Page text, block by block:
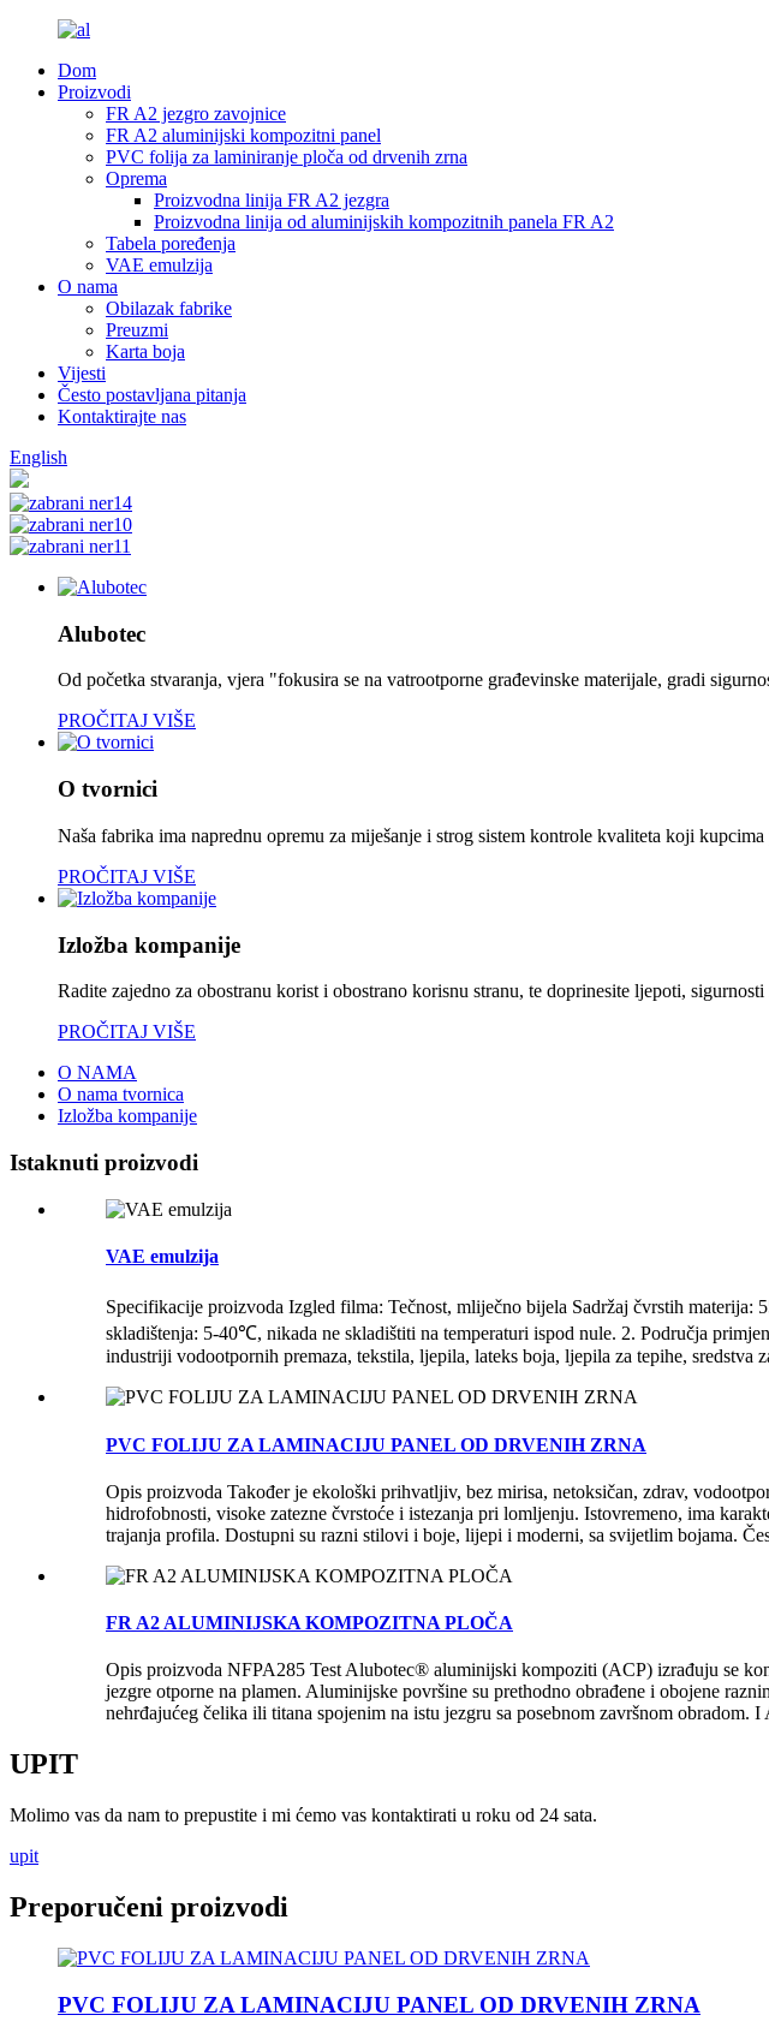
Dom
Proizvodi
FR A2 jezgro zavojnice
FR A2 aluminijski kompozitni panel
PVC folija za laminiranje ploča od drvenih zrna
Oprema
Proizvodna linija FR A2 jezgra
Proizvodna linija od aluminijskih kompozitnih panela FR A2
Tabela poređenja
VAE emulzija
O nama
Obilazak fabrike
Preuzmi
Karta boja
Vijesti
Često postavljana pitanja
Kontaktirajte nas
English
Alubotec
Od početka stvaranja, vjera "fokusira se na vatrootporne građevinske materijale, gradi
PROČITAJ VIŠE
O tvornici
Naša fabrika ima naprednu opremu za miješanje i strog sistem kontrole kvaliteta koji
PROČITAJ VIŠE
Izložba kompanije
Radite zajedno za obostranu korist i obostrano korisnu stranu, te doprinesite ljepoti,
PROČITAJ VIŠE
O NAMA
O nama tvornica
Izložba kompanije
Istaknuti proizvodi
VAE emulzija
Specifikacije proizvoda Izgled filma: Tečnost, mliječno bijela Sadržaj čvrstih
skladištenja: 5-40℃, nikada ne skladištiti na temperaturi ispod nule. 2. Područja
industriji vodootpornih premaza, tekstila, ljepila, lateks boja, ljepila za tepihe,
PVC FOLIJU ZA LAMINACIJU PANEL OD DRVENIH ZRNA
Opis proizvoda Također je ekološki prihvatljiv, bez mirisa, netoksičan, zdrav,
hidrofobnosti, visoke zatezne čvrstoće i istezanja pri lomljenju. Istovremeno, ima
trajanja profila. Dostupni su razni stilovi i boje, lijepi i moderni, sa svijetlim bojama.
FR A2 ALUMINIJSKA KOMPOZITNA PLOČA
Opis proizvoda NFPA285 Test Alubotec® aluminijski kompoziti (ACP) izrađuju se
jezgre otporne na plamen. Aluminijske površine su prethodno obrađene i obojene
nehrđajućeg čelika ili titana spojenim na istu jezgru sa posebnom završnom
UPIT
Molimo vas da nam to prepustite i mi ćemo vas kontaktirati u roku od 24 sata.
upit
Preporučeni proizvodi
PVC FOLIJU ZA LAMINACIJU PANEL OD DRVENIH ZRNA